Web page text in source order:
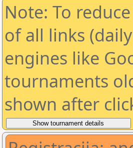
Note: To
of all links
engines like
tournaments
shown after